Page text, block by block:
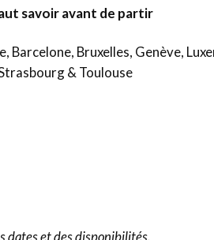
savoir avant de partir
Bruxelles, Genève,
& Toulouse
dates et des disponibilités.